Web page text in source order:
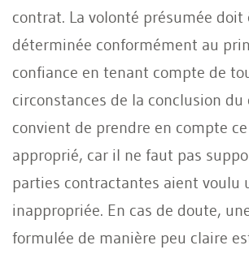
contrat. La volonté présumée doit
déterminée conformément au
confiance en tenant compte de
circonstances de la conclusion du
convient de prendre en compte
approprié, car il ne faut pas
parties contractantes aient voulu
inappropriée. En cas de doute,
formulée de manière peu claire